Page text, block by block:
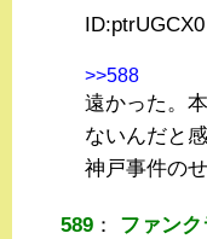
ID:ptrUGCX0
>>588
遠かった。
ないんだと
神戸事件の
589 ： ファン